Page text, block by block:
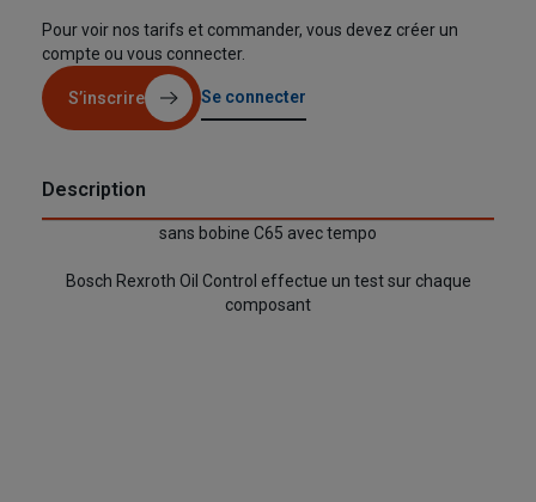
Pour voir nos tarifs et commander, vous devez créer un
compte ou vous connecter.
S’inscrire Se connecter
Description
sans bobine C65 avec tempo
Bosch Rexroth Oil Control effectue un test sur chaque
composant